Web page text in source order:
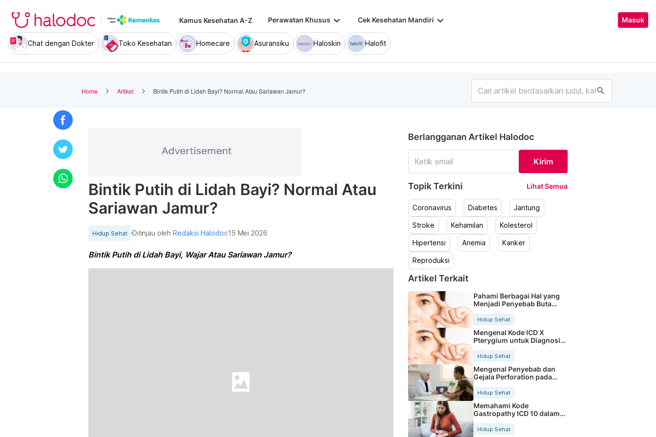
Kamus Kesehatan A-Z Perawatan Khusus keyboard_arrow_down Cek Kesehatan Mandiri keyboard_arrow_down Masuk
Chat dengan Dokter Toko Kesehatan Homecare Asuransiku Haloskin Halofit
Home Artikel Bintik Putih di Lidah Bayi? Normal Atau Sariawan Jamur? search
Bintik Putih di Lidah Bayi? Normal Atau
Sariawan Jamur?
Hidup Sehat Ditinjau olehRedaksi Halodoc15 Mei 2026
Bintik Putih di Lidah Bayi, Wajar Atau Sariawan Jamur?
Berlangganan Artikel Halodoc
Kirim
Topik Terkini Lihat Semua
Coronavirus Diabetes Jantung
Stroke Kehamilan Kolesterol
Hipertensi Anemia Kanker
Reproduksi
Artikel Terkait
Pahami Berbagai Hal yang
Menjadi Penyebab Buta
Hidup Sehat
Mengenal Kode ICD X
Pterygium untuk Diagnosis
Hidup Sehat
Mengenal Penyebab dan
Gejala Perforation pada
Tubuh
Hidup Sehat
Memahami Kode
Gastropathy ICD 10 dalam
Rekam Medis Pasien
Hidup Sehat